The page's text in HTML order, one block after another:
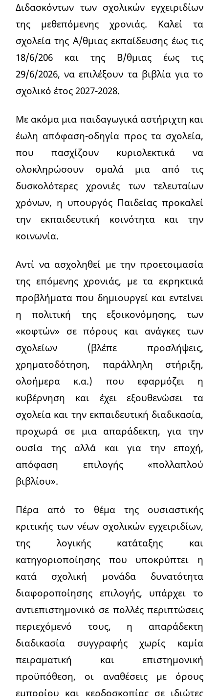
Διδασκόντων των σχολικών εγχειριδίων
της μεθεπόμενης χρονιάς. Καλεί τα
σχολεία της Α/θμιας εκπαίδευσης έως τις
18/6/206 και της Β/θμιας έως τις
29/6/2026, να επιλέξουν τα βιβλία για το
σχολικό έτος 2027-2028.
Με ακόμα μια παιδαγωγικά αστήριχτη και
έωλη απόφαση-οδηγία προς τα σχολεία,
που πασχίζουν κυριολεκτικά να
ολοκληρώσουν ομαλά μια από τις
δυσκολότερες χρονιές των τελευταίων
χρόνων, η υπουργός Παιδείας προκαλεί
την εκπαιδευτική κοινότητα και την
κοινωνία.
Αντί να ασχοληθεί με την προετοιμασία
της επόμενης χρονιάς, με τα εκρηκτικά
προβλήματα που δημιουργεί και εντείνει
η πολιτική της εξοικονόμησης, των
«κοφτών» σε πόρους και ανάγκες των
σχολείων (βλέπε προσλήψεις,
χρηματοδότηση, παράλληλη στήριξη,
ολοήμερα κ.α.) που εφαρμόζει η
κυβέρνηση και έχει εξουθενώσει τα
σχολεία και την εκπαιδευτική διαδικασία,
προχωρά σε μια απαράδεκτη, για την
ουσία της αλλά και για την εποχή,
απόφαση επιλογής «πολλαπλού
βιβλίου».
Πέρα από το θέμα της ουσιαστικής
κριτικής των νέων σχολικών εγχειριδίων,
της λογικής κατάταξης και
κατηγοριοποίησης που υποκρύπτει η
κατά σχολική μονάδα δυνατότητα
διαφοροποίησης επιλογής, υπάρχει το
αντιεπιστημονικό σε πολλές περιπτώσεις
περιεχόμενό τους, η απαράδεκτη
διαδικασία συγγραφής χωρίς καμία
πειραματική και επιστημονική
προϋπόθεση, οι αναθέσεις με όρους
εμπορίου και κερδοσκοπίας σε ιδιώτες